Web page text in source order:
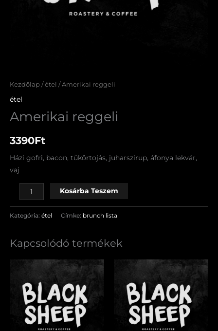
Kezdőlap /étel / Amerikai reggeli
étel
Amerikai reggeli
3390Ft
Házi gofri, bacon, tükörtojás, juharszirup, áfonya lekvár,
vaj
Kosárba Teszem
Kategória: étel Címke: brunch lista
Kapcsolódó termékek
BS
burger
mennyiség
Szupersajtos
burger
mennyiség